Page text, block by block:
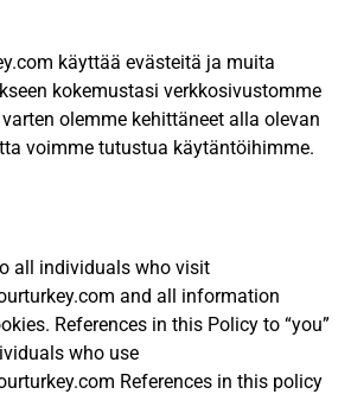
käyttää evästeitä ja muita
kokemustasi verkkosivustomme
olemme kehittäneet alla olevan
voimme tutustua käytäntöihimme.
all individuals who visit
and all information
References in this Policy to “you”
who use
References in this policy